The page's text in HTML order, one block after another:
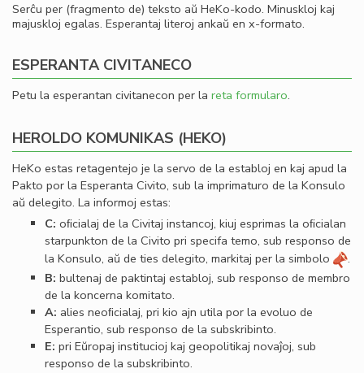
Serĉu per (fragmento de) teksto aŭ HeKo-kodo. Minuskloj kaj
majuskloj egalas. Esperantaj literoj ankaŭ en x-formato.
ESPERANTA CIVITANECO
Petu la esperantan civitanecon per la reta formularo.
HEROLDO KOMUNIKAS (HEKO)
HeKo estas retagentejo je la servo de la establoj en kaj apud la
Pakto por la Esperanta Civito, sub la imprimaturo de la Konsulo
aŭ delegito. La informoj estas:
C: oﬁcialaj de la Civitaj instancoj, kiuj esprimas la oﬁcialan
starpunkton de la Civito pri specifa temo, sub responso de
la Konsulo, aŭ de ties delegito, markitaj per la simbolo
.
B: bultenaj de paktintaj establoj, sub responso de membro
de la koncerna komitato.
A: alies neoﬁcialaj, pri kio ajn utila por la evoluo de
Esperantio, sub responso de la subskribinto.
E: pri Eŭropaj institucioj kaj geopolitikaj novaĵoj, sub
responso de la subskribinto.